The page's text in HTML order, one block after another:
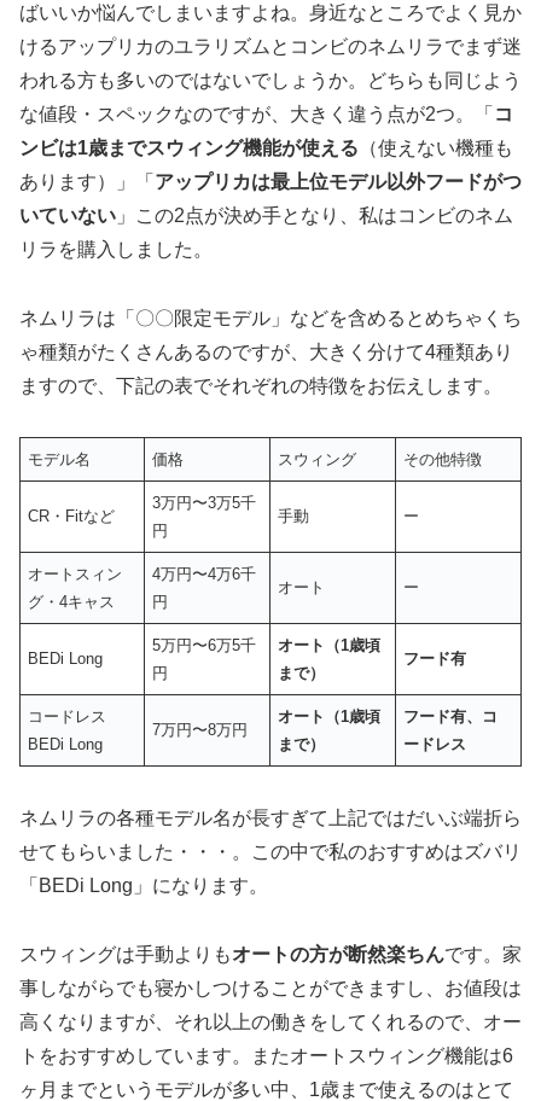
ばいいか悩んでしまいますよね。身近なところでよく見か
けるアップリカのユラリズムとコンビのネムリラでまず迷
われる方も多いのではないでしょうか。どちらも同じよう
な値段・スペックなのですが、大きく違う点が2つ。「 コ
ンビは1歳までスウィング機能が使える （使えない機種も
あります）」「 アップリカは最上位モデル以外フードがつ
いていない 」この2点が決め手となり、私はコンビのネム
リラを購入しました。
ネムリラは「〇〇限定モデル」などを含めるとめちゃくち
ゃ種類がたくさんあるのですが、大きく分けて4種類あり
ますので、下記の表でそれぞれの特徴をお伝えします。
モデル名 価格 スウィング その他特徴
CR・Fitなど
3万円〜3万5千
円
手動 ー
オートスィン
グ・4キャス
4万円〜4万6千
円
オート ー
BEDi Long
5万円〜6万5千
円
オート（1歳頃
まで）
フード有
コードレス
BEDi Long
7万円〜8万円
オート（1歳頃
まで）
フード有、コ
ードレス
ネムリラの各種モデル名が長すぎて上記ではだいぶ端折ら
せてもらいました・・・。この中で私のおすすめはズバリ
「BEDi Long」になります。
スウィングは手動よりもオートの方が断然楽ちんです。家
事しながらでも寝かしつけることができますし、お値段は
高くなりますが、それ以上の働きをしてくれるので、オー
トをおすすめしています。またオートスウィング機能は6
ヶ月までというモデルが多い中、1歳まで使えるのはとて